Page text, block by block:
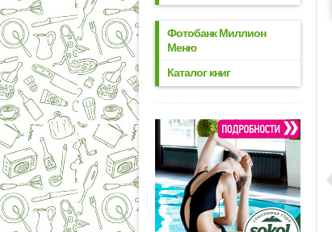
Фотобанк Миллион
Меню
Каталог книг